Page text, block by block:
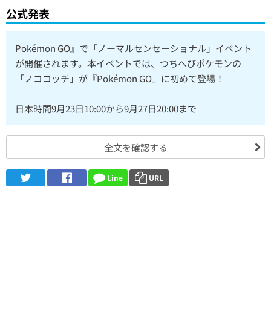
公式発表
Pokémon GO』で「ノーマルセンセーショナル」イベント
が開催されます。本イベントでは、つちへびポケモンの
「ノココッチ」が『Pokémon GO』に初めて登場！
日本時間9月23日10:00から9月27日20:00まで
全文を確認する
Line URL